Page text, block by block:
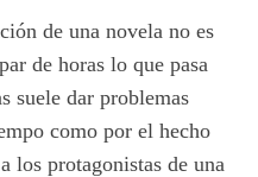
de una novela no es
de horas lo que pasa
suele dar problemas
como por el hecho
los protagonistas de una